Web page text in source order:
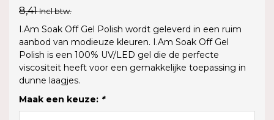
8,41Incl btw.
I.Am Soak Off Gel Polish wordt geleverd in een ruim
aanbod van modieuze kleuren. I.Am Soak Off Gel
Polish is een 100% UV/LED gel die de perfecte
viscositeit heeft voor een gemakkelijke toepassing in
dunne laagjes.
Maak een keuze: *